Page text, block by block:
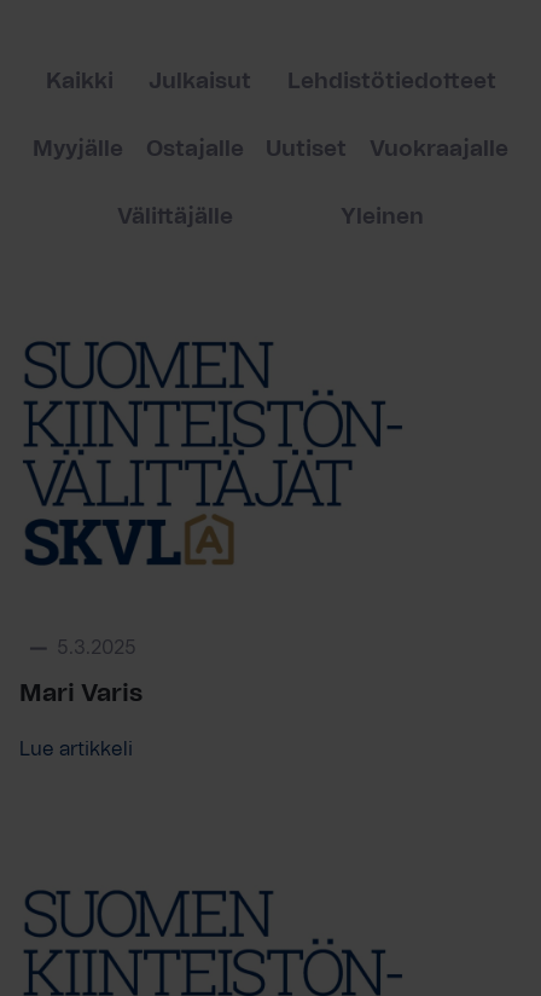
Kaikki Julkaisut Lehdistötiedotteet
Myyjälle Ostajalle Uutiset Vuokraajalle
Välittäjälle Yleinen
5.3.2025
Mari Varis
Lue artikkeli